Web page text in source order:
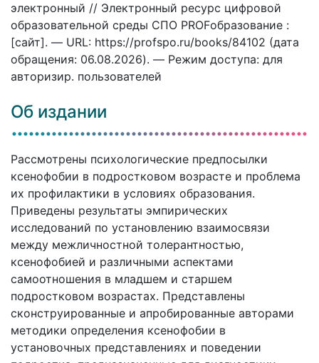
электронный // Электронный ресурс цифровой
образовательной среды СПО PROFобразование :
[сайт]. — URL: https://profspo.ru/books/84102 (дата
обращения: 06.08.2026). — Режим доступа: для
авторизир. пользователей
Об издании
Рассмотрены психологические предпосылки
ксенофобии в подростковом возрасте и проблема
их профилактики в условиях образования.
Приведены результаты эмпирических
исследований по установлению взаимосвязи
между межличностной толерантностью,
ксенофобией и различными аспектами
самоотношения в младшем и старшем
подростковом возрастах. Представлены
сконструированные и апробированные авторами
методики определения ксенофобии в
установочных представлениях и поведении